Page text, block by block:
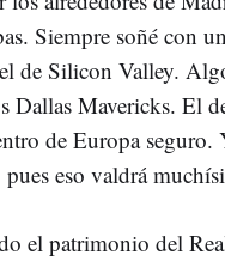
Siempre soñé con
de Silicon Valley.
Dallas Mavericks. El
de Europa seguro.
eso valdrá
el patrimonio del